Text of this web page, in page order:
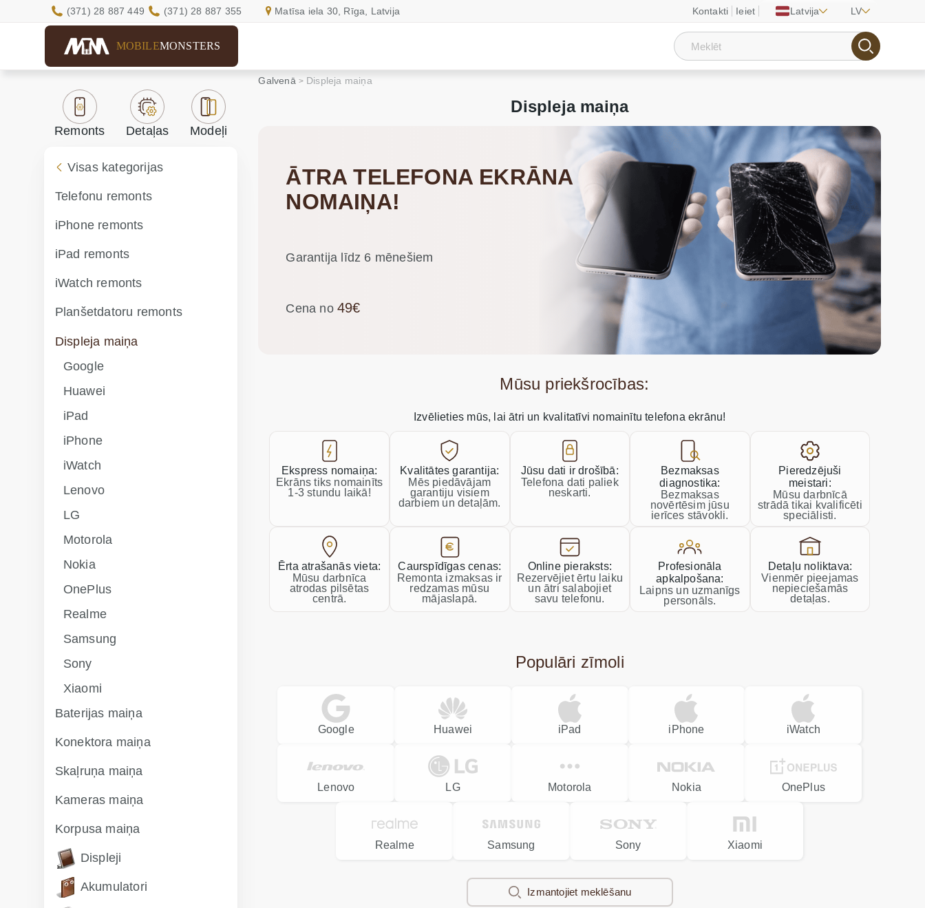
Kontakti Ieiet Latvija LV
(371) 28 887 449 (371) 28 887 355 Matīsa iela 30, Rīga, Latvija
MOBILEMONSTERS
Remonts Detaļas Modeļi
Visas kategorijas
Telefonu remonts
iPhone remonts
iPad remonts
iWatch remonts
Planšetdatoru remonts
Displeja maiņa
Google
Huawei
iPad
iPhone
iWatch
Lenovo
LG
Motorola
Nokia
OnePlus
Realme
Samsung
Sony
Xiaomi
Baterijas maiņa
Konektora maiņa
Skaļruņa maiņa
Kameras maiņa
Korpusa maiņa
Displeji
Akumulatori
Galvenā Displeja maiņa
Displeja maiņa
ĀTRA TELEFONA EKRĀNA
NOMAIŅA!
Garantija līdz 6 mēnešiem
Cena no 49€
Mūsu priekšrocības:
Izvēlieties mūs, lai ātri un kvalitatīvi nomainītu telefona ekrānu!
Ekspress nomaiņa:
Ekrāns tiks nomainīts
1-3 stundu laikā!
Kvalitātes garantija:
Mēs piedāvājam
garantiju visiem
darbiem un detaļām.
Jūsu dati ir drošībā:
Telefona dati paliek
neskarti.
Bezmaksas
diagnostika:
Bezmaksas
novērtēsim jūsu
ierīces stāvokli.
Pieredzējuši
meistari:
Mūsu darbnīcā
strādā tikai kvalificēti
speciālisti.
Ērta atrašanās vieta:
Mūsu darbnīca
atrodas pilsētas
centrā.
Caurspīdīgas cenas:
Remonta izmaksas ir
redzamas mūsu
mājaslapā.
Online pieraksts:
Rezervējiet ērtu laiku
un ātri salabojiet
savu telefonu.
Profesionāla
apkalpošana:
Laipns un uzmanīgs
personāls.
Detaļu noliktava:
Vienmēr pieejamas
nepieciešamās
detaļas.
Populāri zīmoli
Google Huawei iPad iPhone iWatch
Lenovo LG Motorola Nokia OnePlus
Realme Samsung Sony Xiaomi
Izmantojiet meklēšanu